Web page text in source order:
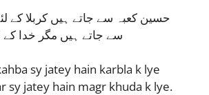
حسین کعبہ سے جاتے ہیں کربلا کے
سے جاتے ہیں مگر خدا کے
sy jatey hain karbla k lye
sy jatey hain magr khuda k lye.